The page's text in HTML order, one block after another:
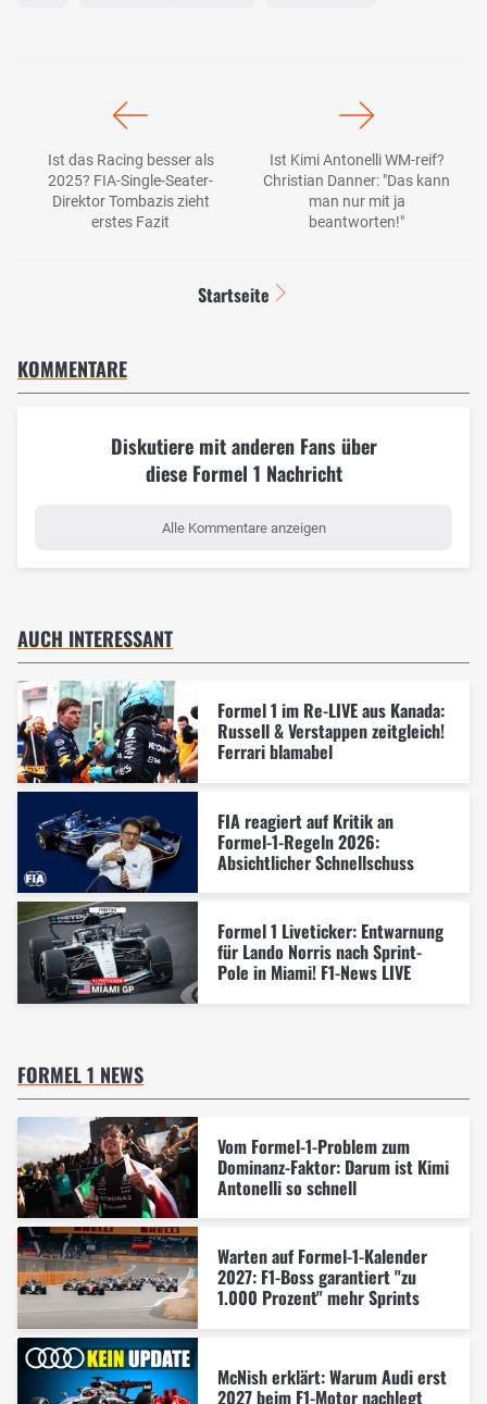
Ist das Racing besser als
2025? FIA-Single-Seater-
Direktor Tombazis zieht
erstes Fazit
Ist Kimi Antonelli WM-reif?
Christian Danner: "Das kann
man nur mit ja
beantworten!"
Startseite
KOMMENTARE
Diskutiere mit anderen Fans über
diese Formel 1 Nachricht
Alle Kommentare anzeigen
AUCH INTERESSANT
Formel 1 im Re-LIVE aus Kanada:
Russell & Verstappen zeitgleich!
Ferrari blamabel
FIA reagiert auf Kritik an
Formel-1-Regeln 2026:
Absichtlicher Schnellschuss
Formel 1 Liveticker: Entwarnung
für Lando Norris nach Sprint-
Pole in Miami! F1-News LIVE
FORMEL 1 NEWS
Vom Formel-1-Problem zum
Dominanz-Faktor: Darum ist Kimi
Antonelli so schnell
Warten auf Formel-1-Kalender
2027: F1-Boss garantiert "zu
1.000 Prozent" mehr Sprints
McNish erklärt: Warum Audi erst
2027 beim F1-Motor nachlegt